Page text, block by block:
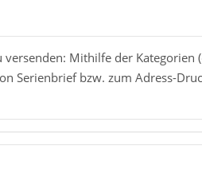
versenden: Mithilfe der
Serienbrief bzw. zum Adress-